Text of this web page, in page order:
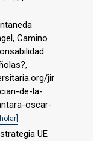
Camino
jir
de-la-
oscar-
UE